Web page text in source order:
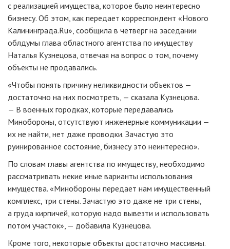
с реализацией имущества, которое было неинтересно
бизнесу. Об этом, как передает корреспондент «Нового
Калининграда.Ru», сообщила в четверг на заседании
облдумы глава областного агентства по имуществу
Наталья Кузнецова, отвечая на вопрос о том, почему
объекты не продавались.
«Чтобы понять причину неликвидности объектов —
достаточно на них посмотреть, — сказала Кузнецова.
— В военных городках, которые передавались
Минобороны, отсутствуют инженерные коммуникации —
их не найти, нет даже проводки. Зачастую это
руинированное состояние, бизнесу это неинтересно».
По словам главы агентства по имуществу, необходимо
рассматривать некие иные варианты использования
имущества. «Минобороны передает нам имущественный
комплекс, три стены. Зачастую это даже не три стены,
а груда кирпичей, которую надо вывезти и использовать
потом участок», — добавила Кузнецова.
Кроме того, некоторые объекты достаточно массивны.